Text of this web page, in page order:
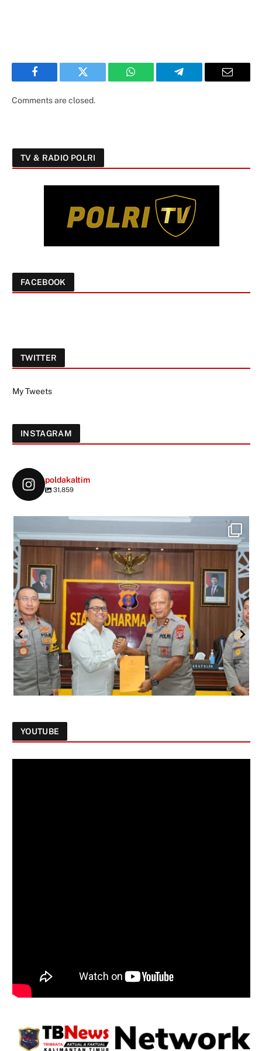
Facebook Twitter WhatsApp Telegram Email
Comments are closed.
TV & RADIO POLRI
FACEBOOK
TWITTER
My Tweets
INSTAGRAM
poldakaltim
31,859
YOUTUBE